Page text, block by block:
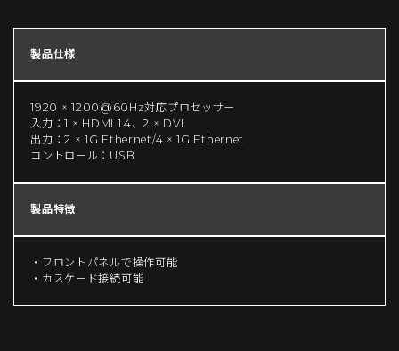
製品仕様
1920 × 1200@60Hz対応プロセッサー
入力：1 × HDMI 1.4、2 × DVI
出力：2 × 1G Ethernet/4 × 1G Ethernet
コントロール：USB
製品特徴
・フロントパネルで操作可能
・カスケード接続可能